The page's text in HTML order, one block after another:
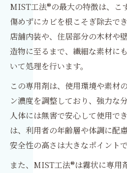
MIST工法®の最大の特徴は、こ
傷めずにカビを根こそぎ除去で
店舗内装や、住居部分の木材や
造物に至るまで、繊細な素材に
いて処理を行います。
この専用剤は、使用環境や素材
ン濃度を調整しており、強力な
人体には無害で安心して使用で
は、利用者の年齢層や体調に配
安全性の高さは大きなポイントで
また、MIST工法®は霧状に専用